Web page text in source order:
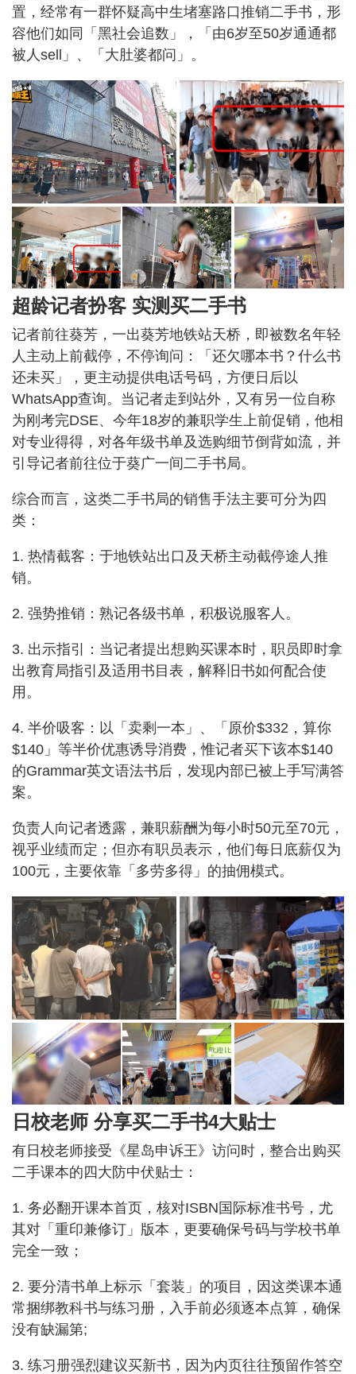
置，经常有一群怀疑高中生堵塞路口推销二手书，形
容他们如同「黑社会追数」，「由6岁至50岁通通都
被人sell」、「大肚婆都问」。
超龄记者扮客 实测买二手书
记者前往葵芳，一出葵芳地铁站天桥，即被数名年轻
人主动上前截停，不停询问：「还欠哪本书？什么书
还未买」，更主动提供电话号码，方便日后以
WhatsApp查询。当记者走到站外，又有另一位自称
为刚考完DSE、今年18岁的兼职学生上前促销，他相
对专业得得，对各年级书单及选购细节倒背如流，并
引导记者前往位于葵广一间二手书局。
综合而言，这类二手书局的销售手法主要可分为四
类：
1. 热情截客：于地铁站出口及天桥主动截停途人推
销。
2. 强势推销：熟记各级书单，积极说服客人。
3. 出示指引：当记者提出想购买课本时，职员即时拿
出教育局指引及适用书目表，解释旧书如何配合使
用。
4. 半价吸客：以「卖剩一本」、「原价$332，算你
$140」等半价优惠诱导消费，惟记者买下该本$140
的Grammar英文语法书后，发现内部已被上手写满答
案。
负责人向记者透露，兼职薪酬为每小时50元至70元，
视乎业绩而定；但亦有职员表示，他们每日底薪仅为
100元，主要依靠「多劳多得」的抽佣模式。
日校老师 分享买二手书4大贴士
有日校老师接受《星岛申诉王》访问时，整合出购买
二手课本的四大防中伏贴士：
1. 务必翻开课本首页，核对ISBN国际标准书号，尤
其对「重印兼修订」版本，更要确保号码与学校书单
完全一致；
2. 要分清书单上标示「套装」的项目，因这类课本通
常捆绑教科书与练习册，入手前必须逐本点算，确保
没有缺漏第;
3. 练习册强烈建议买新书，因为内页往往预留作答空